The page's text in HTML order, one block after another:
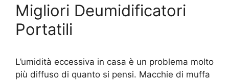
Migliori Deumidificatori
Portatili
L’umidità eccessiva in casa è un problema molto
più diffuso di quanto si pensi. Macchie di muffa